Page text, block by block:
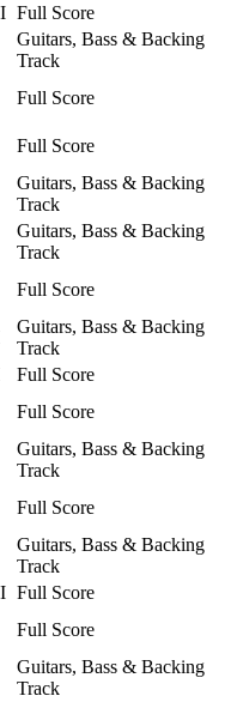
Full Score
Guitars, Bass & Backing
Track
Full Score
Full Score
Guitars, Bass & Backing
Track
Guitars, Bass & Backing
Track
Full Score
Guitars, Bass & Backing
Track
Full Score
Full Score
Guitars, Bass & Backing
Track
Full Score
Guitars, Bass & Backing
Track
Full Score
Full Score
Guitars, Bass & Backing
Track